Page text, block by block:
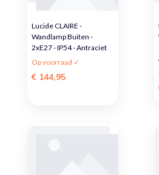
Lucide CLAIRE -
Wandlamp Buiten -
2xE27 - IP54 - Antraciet
Op voorraad ✓
€ 144,95